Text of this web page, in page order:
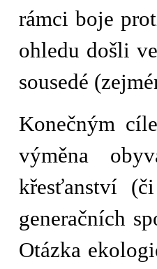
rámci boje
ohledu došli
sousedé
Konečným
výměna
křesťanství
generačních
Otázka